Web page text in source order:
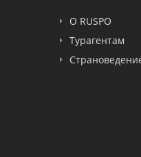
О RUSPO
Турагентам